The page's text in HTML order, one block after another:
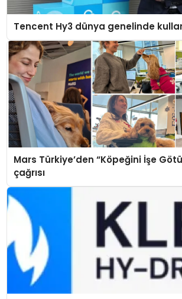
Tencent Hy3 dünya genelinde
Mars Türkiye’den “Köpeğini İşe
çağrısı